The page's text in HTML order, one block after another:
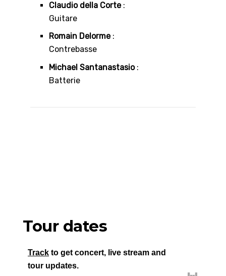
Claudio della Corte:
Guitare
Romain Delorme:
Contrebasse
Michael Santanastasio:
Batterie
Tour dates
Track to get concert, live stream and
tour updates.